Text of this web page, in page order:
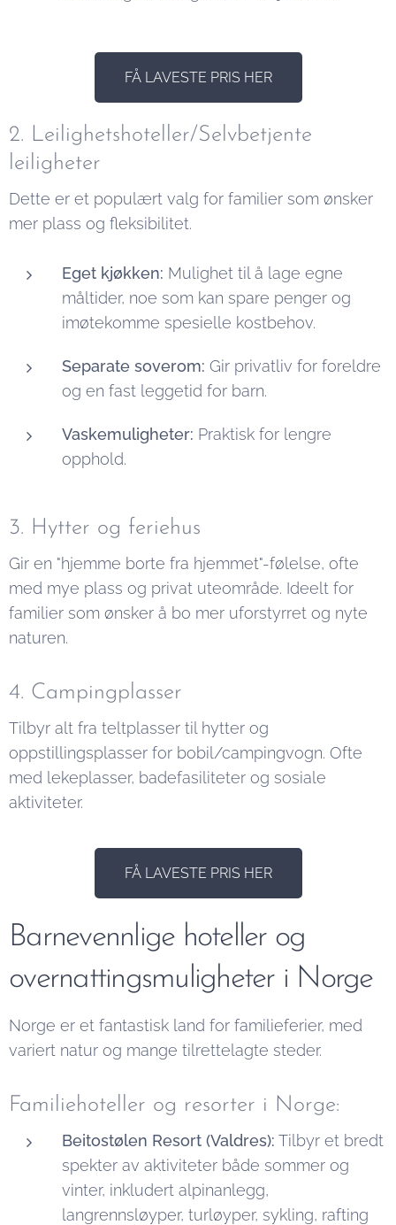
FÅ LAVESTE PRIS HER
2. Leilighetshoteller/Selvbetjente
leiligheter
Dette er et populært valg for familier som ønsker
mer plass og fleksibilitet.
Eget kjøkken: Mulighet til å lage egne
måltider, noe som kan spare penger og
imøtekomme spesielle kostbehov.
Separate soverom: Gir privatliv for foreldre
og en fast leggetid for barn.
Vaskemuligheter: Praktisk for lengre
opphold.
3. Hytter og feriehus
Gir en "hjemme borte fra hjemmet"-følelse, ofte
med mye plass og privat uteområde. Ideelt for
familier som ønsker å bo mer uforstyrret og nyte
naturen.
4. Campingplasser
Tilbyr alt fra teltplasser til hytter og
oppstillingsplasser for bobil/campingvogn. Ofte
med lekeplasser, badefasiliteter og sosiale
aktiviteter.
FÅ LAVESTE PRIS HER
Barnevennlige hoteller og
overnattingsmuligheter i Norge
Norge er et fantastisk land for familieferier, med
variert natur og mange tilrettelagte steder.
Familiehoteller og resorter i Norge:
Beitostølen Resort (Valdres): Tilbyr et bredt
spekter av aktiviteter både sommer og
vinter, inkludert alpinanlegg,
langrennsløyper, turløyper, sykling, rafting